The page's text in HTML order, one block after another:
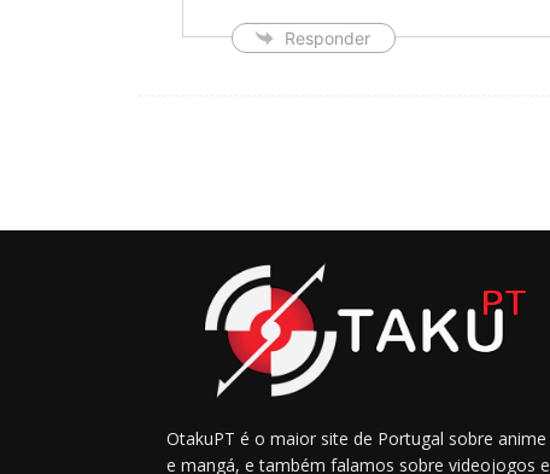
Responder
OtakuPT é o maior site de Portugal sobre anime
e mangá, e também falamos sobre videojogos e